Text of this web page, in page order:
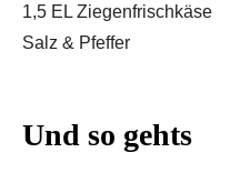
1,5 EL Ziegenfrischkäse
Salz & Pfeffer
Und so gehts